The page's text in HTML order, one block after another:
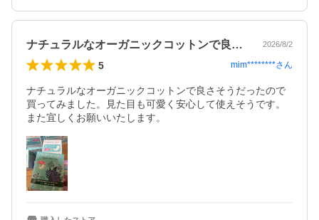
ナチュラルなオーガニックコットンで良さ… 2026/8/2
5 mim********さん
ナチュラルなオーガニックコットンで良さそうだったので
買ってみました。見た目も可愛く安心して使えそうです。
また宜しくお願いいたします。